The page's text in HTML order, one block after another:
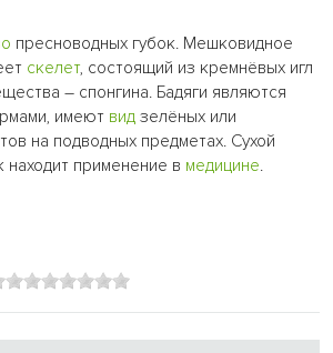
пресноводных губок. Мешковидное
скелет, состоящий из кремнёвых игл
– спонгина. Бадяги являются
имеют вид зелёных или
на подводных предметах. Сухой
находит применение в медицине.